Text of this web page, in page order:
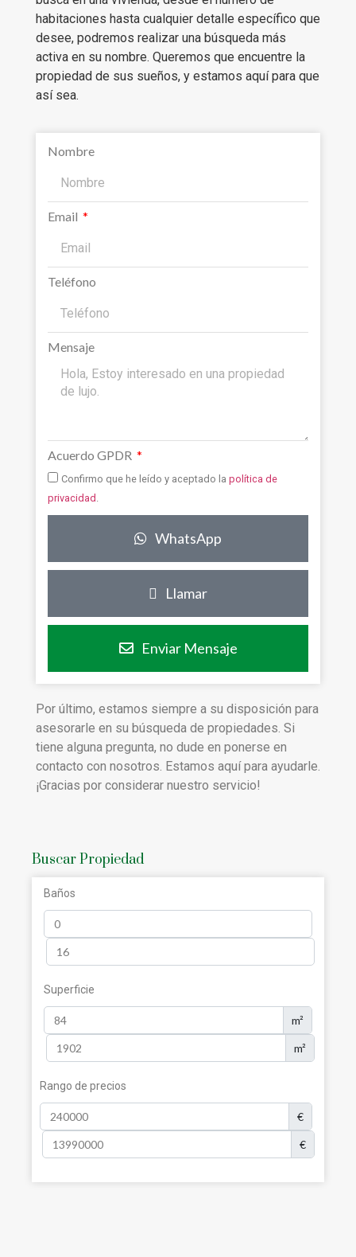
habitaciones hasta cualquier detalle específico que
desee, podremos realizar una búsqueda más
activa en su nombre. Queremos que encuentre la
propiedad de sus sueños, y estamos aquí para que
así sea.
Nombre
Email
Teléfono
Mensaje
Acuerdo GPDR
Confirmo que he leído y aceptado la política de
privacidad .
WhatsApp
Llamar
Enviar Mensaje
Por último, estamos siempre a su disposición para
asesorarle en su búsqueda de propiedades. Si
tiene alguna pregunta, no dude en ponerse en
contacto con nosotros. Estamos aquí para ayudarle.
¡Gracias por considerar nuestro servicio!
Buscar Propiedad
Baños
Superficie
m²
m²
Rango de precios
€
€